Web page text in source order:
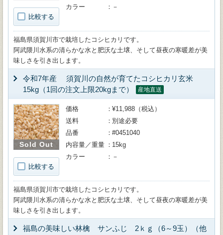
比較する
カラー
－
福島県須賀川市で栽培したコシヒカリです。
阿武隈川水系の清らかな水と肥沃な土壌、そして昼夜の寒暖差が美
味しさを引き出します。
令和7年産 須賀川の自然が育てたコシヒカリ玄米
15kg（1回の注文上限20kgまで）
産地直送
Sold Out
比較する
価格
¥11,988（税込）
送料
別途必要
品番
#0451040
内容量／重量
15kg
カラー
－
福島県須賀川市で栽培したコシヒカリです。
阿武隈川水系の清らかな水と肥沃な土壌、そして昼夜の寒暖差が美
味しさを引き出します。
福島の美味しい林檎 サンふじ 2ｋｇ（6～9玉）（他